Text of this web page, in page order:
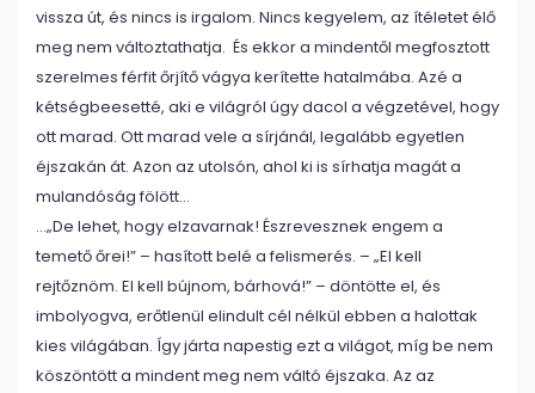
vissza út, és nincs is irgalom. Nincs kegyelem, az ítéletet élő
meg nem változtathatja. És ekkor a mindentől megfosztott
szerelmes férfit őrjítő vágya kerítette hatalmába. Azé a
kétségbeesetté, aki e világról úgy dacol a végzetével, hogy
ott marad. Ott marad vele a sírjánál, legalább egyetlen
éjszakán át. Azon az utolsón, ahol ki is sírhatja magát a
mulandóság fölött…
…„De lehet, hogy elzavarnak! Észrevesznek engem a
temető őrei!” – hasított belé a felismerés. – „El kell
rejtőznöm. El kell bújnom, bárhová!” – döntötte el, és
imbolyogva, erőtlenül elindult cél nélkül ebben a halottak
kies világában. Így járta napestig ezt a világot, míg be nem
köszöntött a mindent meg nem váltó éjszaka. Az az